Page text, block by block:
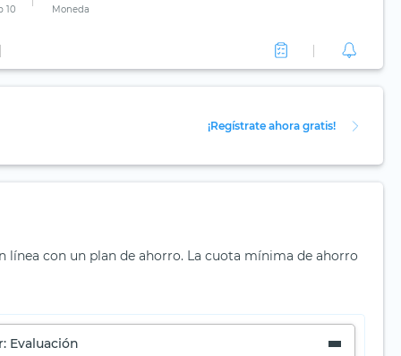
10 Moneda
¡Regístrate ahora gratis!
línea con un plan de ahorro. La cuota mínima de ahorro
Evaluación